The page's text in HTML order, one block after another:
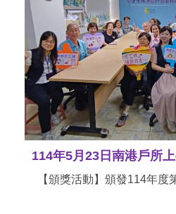
【教育訓練及宣導活動】為